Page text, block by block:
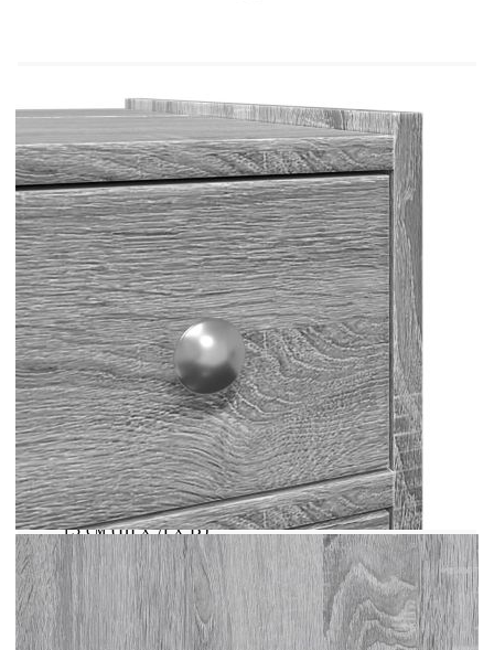
вашите нужди. Внимание:За да предотвратите
преобръщане, този продукт трябва да се
използва с предоставеното устройство за
закрепване на стена. Добре е да се
знае:Винт(ове) и щепсел(и) за вътрешността на
стената не са включени. Търсете и използвайте
винт(ове) и дюбел(и), подходящи за вашите
стени. Ако не сте сигурни, потърсете
професионална помощ. Прочетете и следвайте
внимателно всяка стъпка от инструкциите.
Цвят: Сив сонома
Материал: Инженерно дърво
Общи размери: 21,5 x 50 x 60 см (Ш x Д x
В)
Размери на чекмеджетата: 18 x 42 x 42 см
(Ш x Д x В)
Размери на горното чекмедже: 18 x 18,5 x
13 см (Ш x Д x В)
С две колелца
Капацитет на зареждане на горния рафт: 20
кг